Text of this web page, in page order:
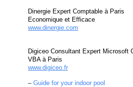
Dinergie Expert Comptable à Paris
Economique et Efficace
www.dinergie.com
Digiceo Consultant Expert Microsoft
VBA à Paris
www.digiceo.fr
– Guide for your indoor pool